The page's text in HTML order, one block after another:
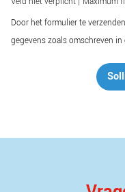
Door het formulier te
gegevens zoals omschreven